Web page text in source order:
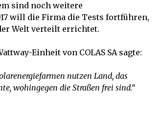
sind noch weitere
will die Firma die Tests fortführen,
Welt verteilt errichtet.
Einheit von COLAS SA sagte:
nutzen Land, das
wohingegen die Straßen frei sind.“